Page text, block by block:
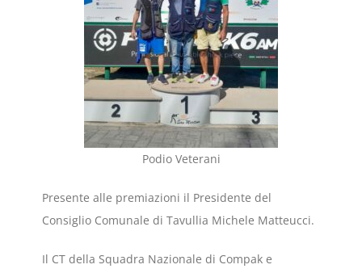
Podio Veterani
Presente alle premiazioni il Presidente del
Consiglio Comunale di Tavullia Michele Matteucci.
Il CT della Squadra Nazionale di Compak e